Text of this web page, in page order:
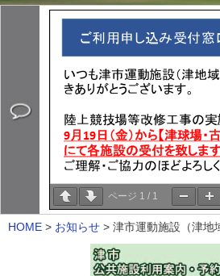
ページ 1 / 1
HOME > お知らせ > 津市運動施設（津